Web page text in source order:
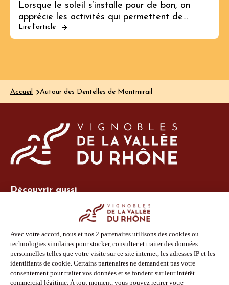
Lorsque le soleil s’installe pour de bon, on
apprécie les activités qui permettent de…
Lire l'article
Accueil Autour des Dentelles de Montmirail
Découvrir aussi
Espace adhérent
Espace presse
Phototèque
Suivez-nous
Facebook